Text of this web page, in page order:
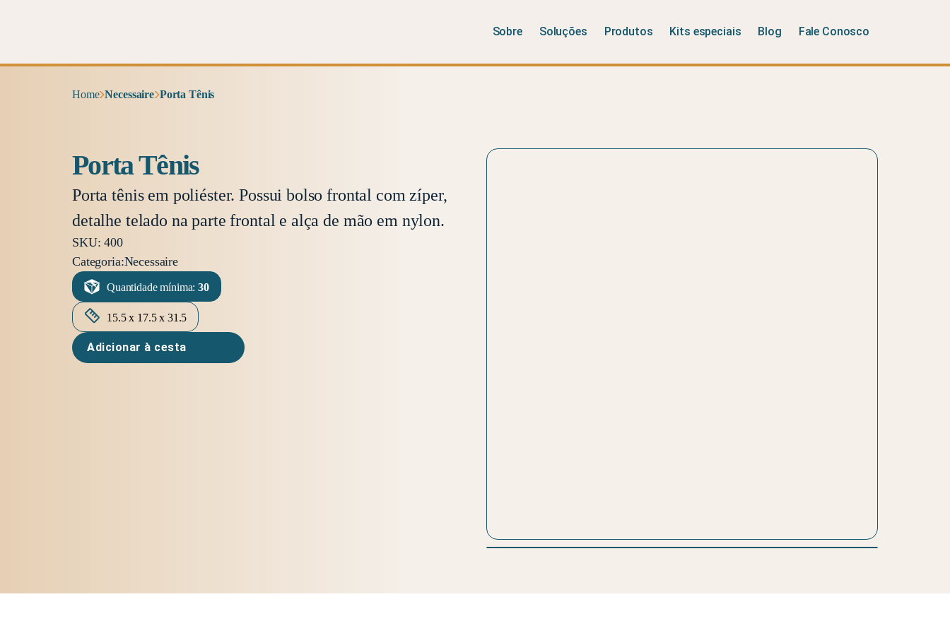
Sobre Soluções Produtos Kits especiais Blog Fale Conosco
Home Necessaire Porta Tênis
Porta Tênis
Porta tênis em poliéster. Possui bolso frontal com zíper,
detalhe telado na parte frontal e alça de mão em nylon.
SKU: 400
Categoria:Necessaire
Quantidade mínima:30
15.5 x 17.5 x 31.5
Adicionar à cesta